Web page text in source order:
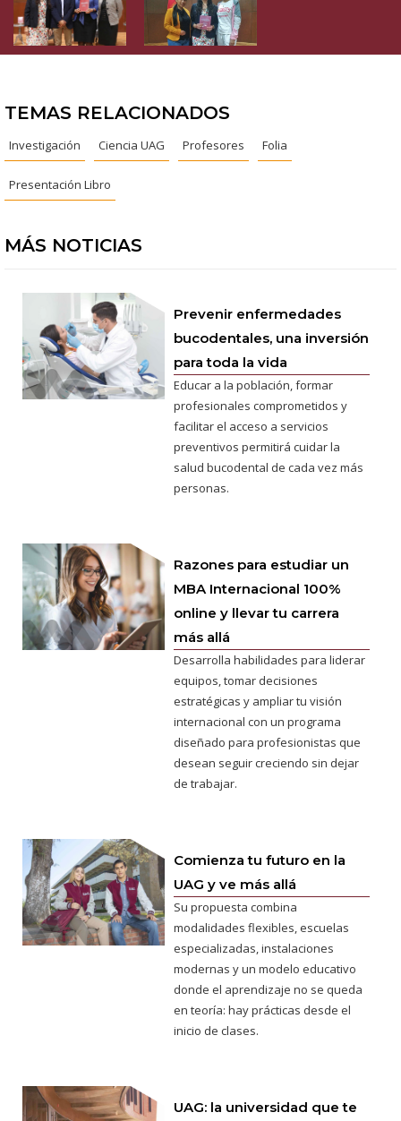
TEMAS RELACIONADOS
Investigación Ciencia UAG Profesores Folia
Presentación Libro
MÁS NOTICIAS
Prevenir enfermedades
bucodentales, una inversión
para toda la vida
Educar a la población, formar
profesionales comprometidos y
facilitar el acceso a servicios
preventivos permitirá cuidar la
salud bucodental de cada vez más
personas.
Razones para estudiar un
MBA Internacional 100%
online y llevar tu carrera
más allá
Desarrolla habilidades para liderar
equipos, tomar decisiones
estratégicas y ampliar tu visión
internacional con un programa
diseñado para profesionistas que
desean seguir creciendo sin dejar
de trabajar.
Comienza tu futuro en la
UAG y ve más allá
Su propuesta combina
modalidades flexibles, escuelas
especializadas, instalaciones
modernas y un modelo educativo
donde el aprendizaje no se queda
en teoría: hay prácticas desde el
inicio de clases.
UAG: la universidad que te